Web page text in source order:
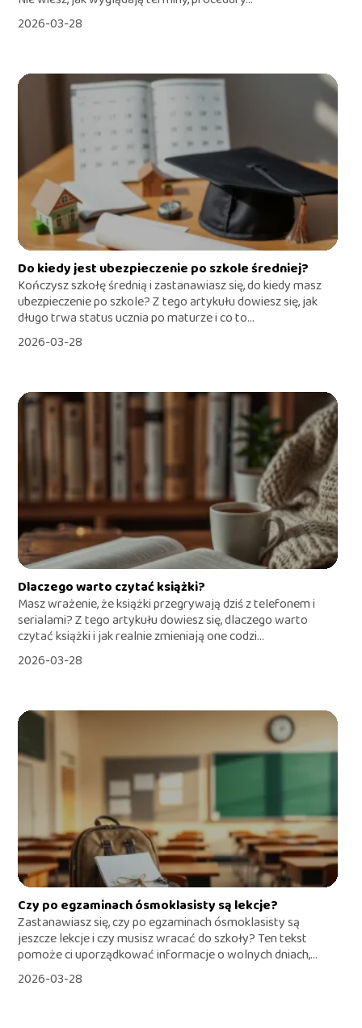
2026-03-28
Do kiedy jest ubezpieczenie po szkole średniej?
Kończysz szkołę średnią i zastanawiasz się, do kiedy masz
ubezpieczenie po szkole? Z tego artykułu dowiesz się, jak
długo trwa status ucznia po maturze i co to...
2026-03-28
Dlaczego warto czytać książki?
Masz wrażenie, że książki przegrywają dziś z telefonem i
serialami? Z tego artykułu dowiesz się, dlaczego warto
czytać książki i jak realnie zmieniają one codzi...
2026-03-28
Czy po egzaminach ósmoklasisty są lekcje?
Zastanawiasz się, czy po egzaminach ósmoklasisty są
jeszcze lekcje i czy musisz wracać do szkoły? Ten tekst
pomoże ci uporządkować informacje o wolnych dniach,...
2026-03-28